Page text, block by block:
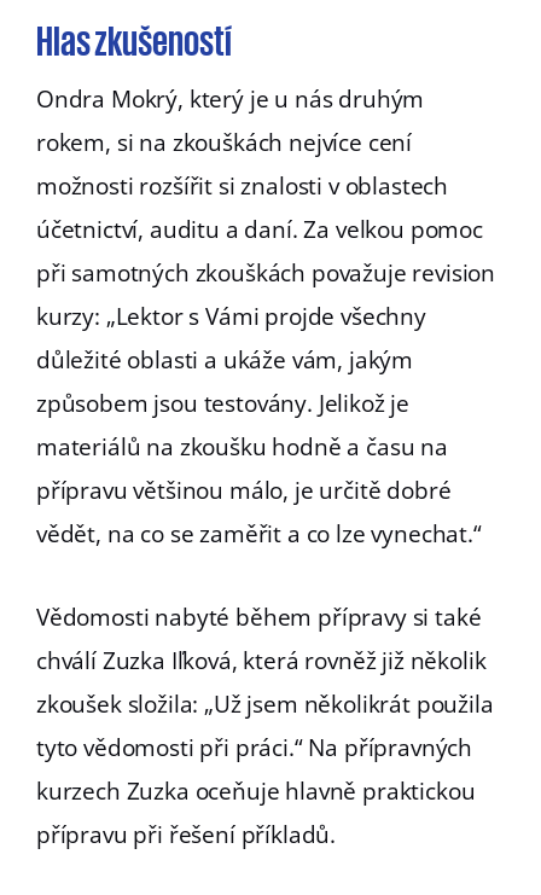
Hlas zkušeností
Ondra Mokrý, který je u nás druhým
rokem, si na zkouškách nejvíce cení
možnosti rozšířit si znalosti v oblastech
účetnictví, auditu a daní. Za velkou pomoc
při samotných zkouškách považuje revision
kurzy: „Lektor s Vámi projde všechny
důležité oblasti a ukáže vám, jakým
způsobem jsou testovány. Jelikož je
materiálů na zkoušku hodně a času na
přípravu většinou málo, je určitě dobré
vědět, na co se zaměřit a co lze vynechat.“
Vědomosti nabyté během přípravy si také
chválí Zuzka Iľková, která rovněž již několik
zkoušek složila: „Už jsem několikrát použila
tyto vědomosti při práci.“ Na přípravných
kurzech Zuzka oceňuje hlavně praktickou
přípravu při řešení příkladů.